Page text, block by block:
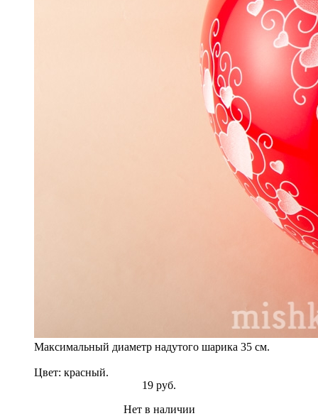
Максимальный диаметр надутого шарика 35 см.
Цвет: красный.
19 руб.
Нет в наличии